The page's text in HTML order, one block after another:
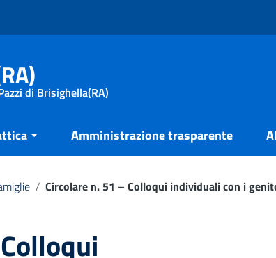
di Brisighella(RA)
Amministrazione trasparente
/ Circolare n. 51 – Colloqui individuali con i